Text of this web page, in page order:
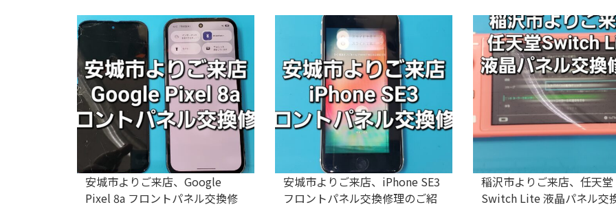
安城市よりご来店、Google
Pixel 8a フロントパネル交換修
安城市よりご来店、iPhone SE3
フロントパネル交換修理のご紹
稲沢市よりご来店、任天堂
Switch Lite 液晶パネル交